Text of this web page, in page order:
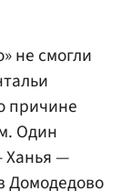
не смогли
причине
Один
Ханья —
Домодедово